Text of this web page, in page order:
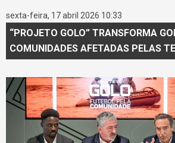
sexta-feira, 17 abril 2026 10:33
“PROJETO GOLO” TRANSFORMA
COMUNIDADES AFETADAS PELAS